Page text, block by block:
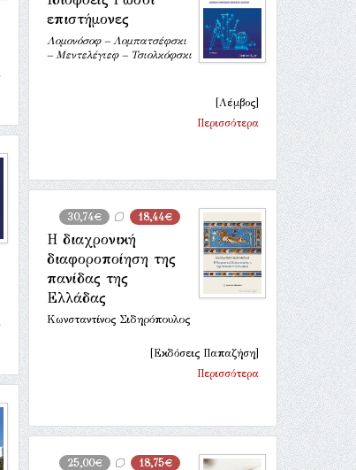
επιστήμονες
Λομονόσοφ – Λομπατσέφσκι
– Μεντελέγιεφ – Τσιολκόφσκι
[Λέμβος]
Περισσότερα
30,74€ 18,44€
Η διαχρονική
διαφοροποίηση της
πανίδας της
Ελλάδας
Κωνσταντίνος Σιδηρόπουλος
[Εκδόσεις Παπαζήση]
Περισσότερα
25,00€ 18,75€